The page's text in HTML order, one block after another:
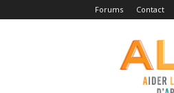
Forums Contact
Aledas